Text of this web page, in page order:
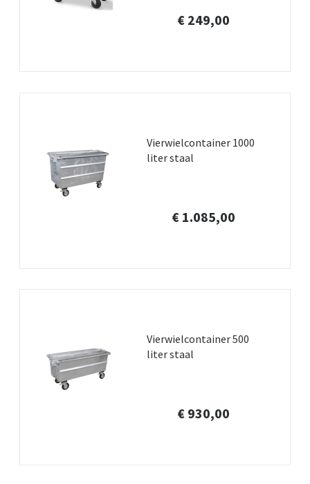
€ 249,00
Vierwielcontainer 1000
liter staal
€ 1.085,00
Vierwielcontainer 500
liter staal
€ 930,00